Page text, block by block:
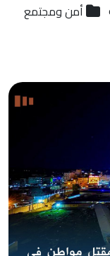
أمن ومجتمع